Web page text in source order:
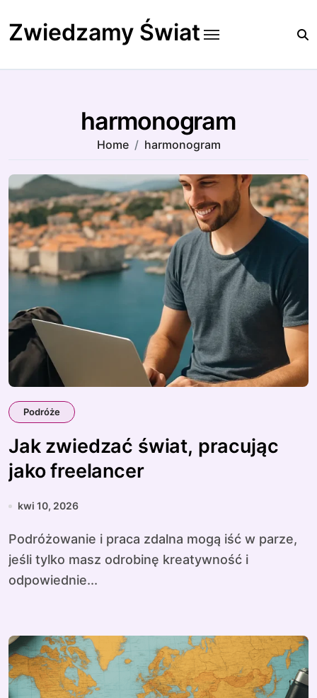
to
content
Zwiedzamy Świat
harmonogram
Home harmonogram
Podróże
Jak zwiedzać świat, pracując
jako freelancer
kwi 10, 2026
Podróżowanie i praca zdalna mogą iść w parze,
jeśli tylko masz odrobinę kreatywność i
odpowiednie...